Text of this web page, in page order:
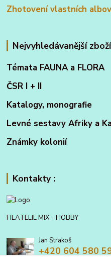
Zhotovení vlastních
Nejvyhledávanější
Témata FAUNA a FLORA
ČSR I + II
Katalogy, monografie
Levné sestavy Afriky a
Známky kolonií
Kontakty :
FILATELIE MIX - HOBBY
Jan Strakoš
+420 604 580